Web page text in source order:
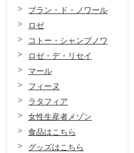
ブラン・ド・ノワール
ロゼ
コトー・シャンプノワ
ロゼ・デ・リセイ
マール
フィーヌ
ラタフィア
女性生産者メゾン
食品はこちら
グッズはこちら